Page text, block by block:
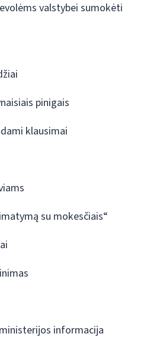
valstybei sumokėti
pinigais
klausimai
su mokesčiais“
informacija